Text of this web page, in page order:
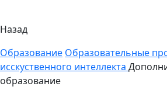
Назад
Образование Образовательные
исскуственного интеллекта
образование